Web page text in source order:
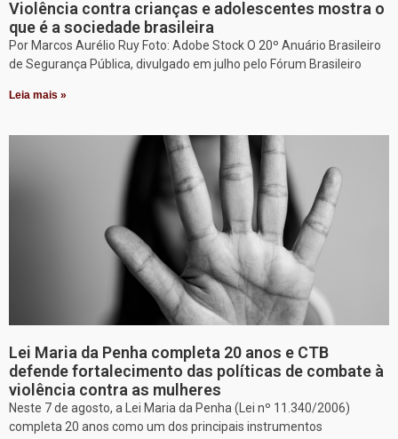
Violência contra crianças e adolescentes mostra o
que é a sociedade brasileira
Por Marcos Aurélio Ruy Foto: Adobe Stock O 20º Anuário Brasileiro
de Segurança Pública, divulgado em julho pelo Fórum Brasileiro
Leia mais »
Lei Maria da Penha completa 20 anos e CTB
defende fortalecimento das políticas de combate à
violência contra as mulheres
Neste 7 de agosto, a Lei Maria da Penha (Lei nº 11.340/2006)
completa 20 anos como um dos principais instrumentos